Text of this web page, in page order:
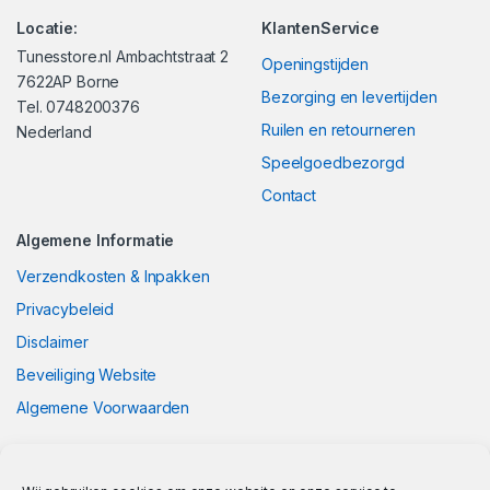
Locatie:
Tunesstore.nl Ambachtstraat 2
7622AP Borne
Tel. 0748200376
Nederland
KlantenService
Openingstijden
Bezorging en levertijden
Ruilen en retourneren
Speelgoedbezorgd
Contact
Algemene Informatie
Verzendkosten & Inpakken
Privacybeleid
Disclaimer
Beveiliging Website
Algemene Voorwaarden